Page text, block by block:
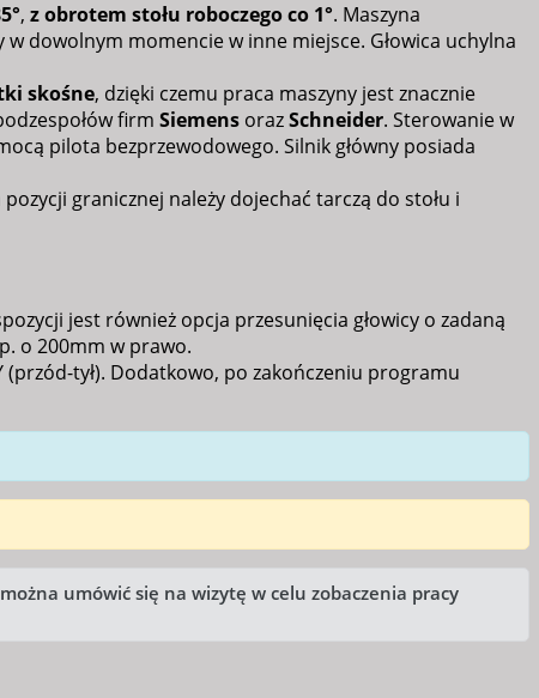
, z obrotem stołu roboczego co 1°. Maszyna
dowolnym momencie w inne miejsce. Głowica uchylna
skośne, dzięki czemu praca maszyny jest znacznie
firm Siemens orazSchneider. Sterowanie w
pilota bezprzewodowego. Silnik główny posiada
granicznej należy dojechać tarczą do stołu i
jest również opcja przesunięcia głowicy o zadaną
o 200mm w prawo.
tył). Dodatkowo, po zakończeniu programu
umówić się na wizytę w celu zobaczenia pracy